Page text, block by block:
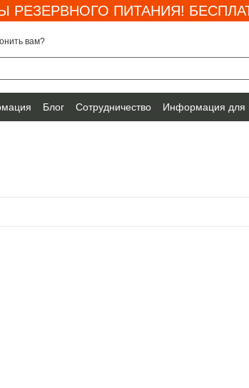
РЕЗЕРВНОГО ПИТАНИЯ!
вам?
Блог Сотрудничество Информация для